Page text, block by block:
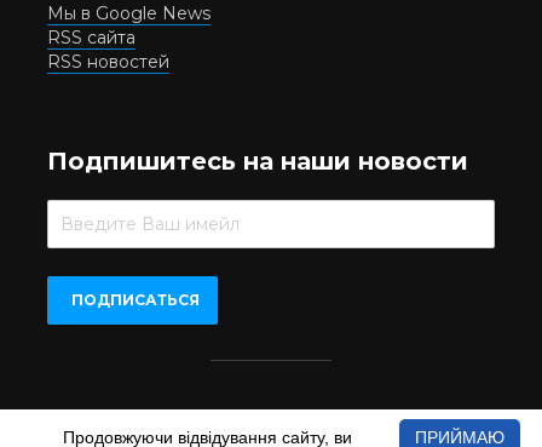
Мы в Google News
RSS сайта
RSS новостей
Подпишитесь на наши новости
Beer.UA © 2016-2022
При копіюванні матеріалів з сайту обов'язкове пряме
ПРИЙМАЮ
Продовжуючи відвідування сайту, ви